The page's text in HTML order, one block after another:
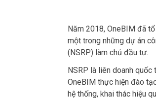
Năm 2018, OneBIM đã
một trong những dự án
(NSRP) làm chủ đầu tư.
NSRP là liên doanh quốc
OneBIM thực hiện đào
hệ thống, khai thác hiệu